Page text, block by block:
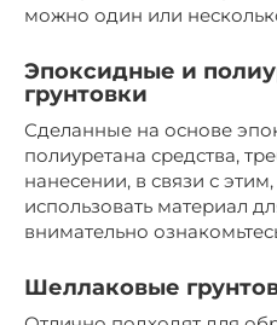
можно один или
Эпоксидные и
грунтовки
Сделанные на основе
полиуретана средства,
нанесении, в связи с
использовать материал
внимательно
Шеллаковые